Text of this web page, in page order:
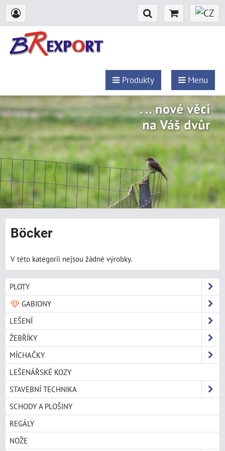
Produkty Menu
Böcker
V této kategorii nejsou žádné výrobky.
PLOTY
GABIONY
LEŠENÍ
ŽEBŘÍKY
MÍCHAČKY
LEŠENÁŘSKÉ KOZY
STAVEBNÍ TECHNIKA
SCHODY A PLOŠINY
REGÁLY
NOŽE